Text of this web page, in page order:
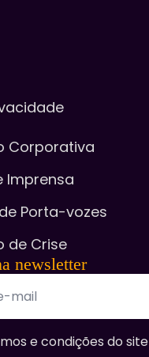
Corporativa
Imprensa
Porta-vozes
de Crise
newsletter
e condições do site